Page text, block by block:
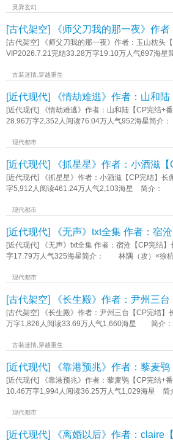
看，但他也有很多缺点。 比如，不够体贴。
如，不够大度。 池漪只是喝了几瓶粮食发酵的果
走了，还打他屁股。 再再比如，不够沉稳。
风，薄引鹤就让人在楼下铺了救生垫，一边谨慎地
后，薄引鹤百密一疏，还是没有看住池漪。 *
分把握主动权。 他先告诉池家“我不陪你们玩
诉薄引鹤，“我是假少爷，你找真少爷联姻去吧。
了。 他带着两瓶最贵的酒离开池家，准备找个
死。 还没等池漪睡着，池家二哥就破门而入，大
边，池父一边报警一边让池漪别睡。 薄引鹤眉头
婚就闹着要离家出走的小少爷。 在这一天，池
长大的最小的孩子，不仅身体各项数值显著低于健
上还有不知何时出现的自伤痕迹。 池家人天
时候的池漪。 那时池漪才四五岁，安静乖巧，
而复得的孩子宝贝得要命，真是捧在掌心怕化了
后，这个孩子会成为他的小妻子。 更没想到，
酗酒度日。 薄引鹤想，既然池家人照顾不好
引鹤事事都纵容池漪，只有一点。 “你可以不乖
线范围内。” 父亲，兄长，老师，爱人。 池漪
可以弥补。 #假少爷的花语是手慢无# 受的
岁，攻33岁，年龄差15岁 1v1，双洁 - 内容
重生 系统 救赎 真假少爷 搜索关键字：主角
后》作者：松照临
青莲生**水，杏出墙头。 没有了莲心，应该
牢牢锁在身边，即便爱恨丛生 并无家暴暴力情节
百香配蜂蜜
大财富的末瀑遗迹之中涌出，后来人们发现，只有
———— 上仙界名门周家出身的符阵师周无因被
坤界的末瀑前线昆仑，并作为末瀑神兵封神剑的
为和地位的周无因在与封神剑的操控者裴澜雪同行
强强互攻HE正剧白月光年龄差《崖松》作者：剖白
灵异玄幻
[古代架空] 《师父刀我的那一夜》作者：玉山枕头
VIP2026.7.21完结33.28万字19.10万人气697海
量，售完即止，西域客本人不对外出售。 孔雀
理阴影。 再注：裴先生与本店片鸭师傅之间的恩
关。 再再注：不许在店里打架。说的就是你们
子。 他想不通，为什么骗术在裴云逸身上从来
手。 赛级白男犟种攻x风流多情美人受 师徒
博古风情天恨海，欢迎入股 标签：HE年下强强
喜剧剧情《师父刀我的那一夜》作者：玉山枕头
古装迷情,穿越重生
[近代现代] 《情劫难逃》作者：山和陆
[近代现代] 《情劫难逃》作者：山和陆【CP完结+
28.96万字2,352人阅读76.04万人气952海星简
气潮热，他穿着厚重的玩偶服，几欲晕倒。 傍
屏突然亮起。 聚光灯下，一个西装革履的青年站
地弹着钢琴，世界仿佛变成了一个巨大的城堡，
后留下一行字：“祝乔青西18岁生日快乐。” 林云
友。 再次见面时，林云舟早就淡忘了那张脸
舟的电影作业看了上百次。 乔青西爱哭，林云
年，乔青西放弃了音乐，林云舟放弃了电影。
是大器难成的导演。 暂时放弃了梦想，爱却依
书。” …… “乔青西，等这部电影拍完，你可
包攻成熟受搞笑甜宠《情劫难逃》作者：山和陆
现代都市
[近代现代] 《抓星星》作者：小酒滋【
[近代现代] 《抓星星》作者：小酒滋【CP完结】
字5,912人阅读461.24万人气2,103海星 简介
友，希望对方拯救自己濒死的度假村项目。 时
一个无理的要求——“可以，前提是你先跪下给我
跪就跪。 跪下之后，还很认真地叫了两声
对厉之珩问心有愧。 - 四年前，钟庭安误以为
得盘正条顺，就是脾气不好。 钟庭安为了接近
钟庭安却总觉得有哪里不太对劲。 直到某一天，
亲...... *娱乐圈私设较多，请勿代入真人 标签
于误会的恋爱1V1过程错结果对《抓星星》作者：
现代都市
[近代现代] 《无声》txt全集 作者：宿沧
[近代现代] 《无声》txt全集 作者：宿沧【CP完结
字17.79万人气325海星简介： 林隅（攻）×
释手，对正儿八经的食物却挑三拣四。 那是我
里从此多了个养肥小哑巴室友的目标…… 表里不
受 小哑巴男友养成计划ing 封面致谢：阿羊
示： 第一本书，不完美的地方多多指教。 受
考虑主线不是这个，会适当减少篇幅。 标签：
现代都市
[古代架空] 《长生殿》作者：尹州三台
[古代架空] 《长生殿》作者：尹州三台【CP完结
万字1,826人阅读33.69万人气1,660海星 简介
州三台
古装迷情,穿越重生
[近代现代] 《靠港预兆》作者：藜麦鸮
[近代现代] 《靠港预兆》作者：藜麦鸮【CP完结+
10.46万字1,994人阅读36.25万人气1,029海
年上 想辞职但还辞不掉的时候，易杭觉得自己
下， 拒绝不了眼前这间完全按照当年自己亲手画
现代都市
[近代现代] 《离婚以后》作者：claire